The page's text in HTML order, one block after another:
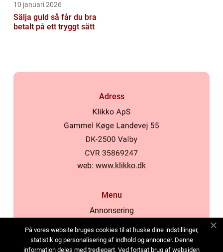
10 januari 2026
Sälja guld så får du bra
betalt på ett tryggt sätt
Adress
web: www.klikko.dk
Menu
Annonsering
Cookies
På vores website bruges cookies til at huske dine indstillinger,
statistik og personalisering af indhold og annoncer. Denne
information deles med tredjepart. Ved fortsat brug af websiden